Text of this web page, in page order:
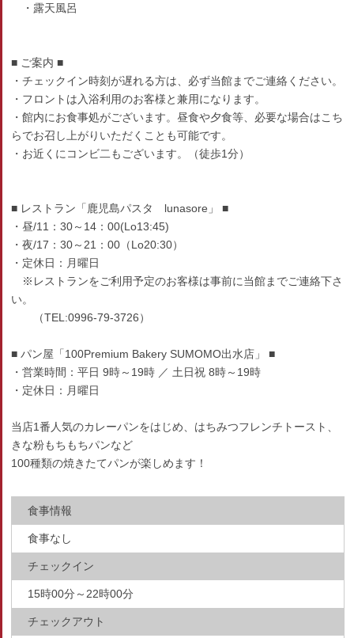
・露天風呂
■ ご案内 ■
・チェックイン時刻が遅れる方は、必ず当館までご連絡ください。
・フロントは入浴利用のお客様と兼用になります。
・館内にお食事処がございます。昼食や夕食等、必要な場合はこち
らでお召し上がりいただくことも可能です。
・お近くにコンビ二もございます。（徒歩1分）
■ レストラン「鹿児島パスタ lunasore」 ■
・昼/11：30～14：00(Lo13:45)
・夜/17：30～21：00（Lo20:30）
・定休日：月曜日
※レストランをご利用予定のお客様は事前に当館までご連絡下さ
い。
（TEL:0996-79-3726）
■ パン屋「100Premium Bakery SUMOMO出水店」 ■
・営業時間：平日 9時～19時 ／ 土日祝 8時～19時
・定休日：月曜日
当店1番人気のカレーパンをはじめ、はちみつフレンチトースト、
きな粉もちもちパンなど
100種類の焼きたてパンが楽しめます！
食事情報
食事なし
チェックイン
15時00分～22時00分
チェックアウト